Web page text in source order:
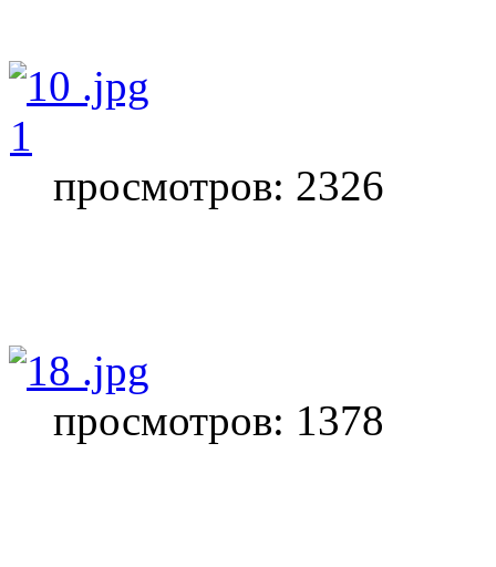
1
просмотров: 2326
просмотров: 1378